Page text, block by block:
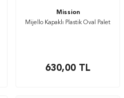
Mission
Mijello Kapaklı Plastik Oval Palet
630,00 TL